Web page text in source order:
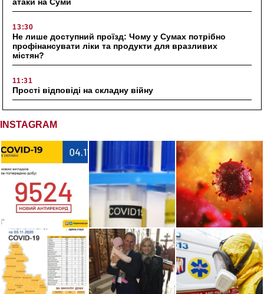
13:30
Не лише доступний проїзд: Чому у Сумах потрібно
профінансувати ліки та продукти для вразливих
містян?
11:31
Прості відповіді на складну війну
INSTAGRAM